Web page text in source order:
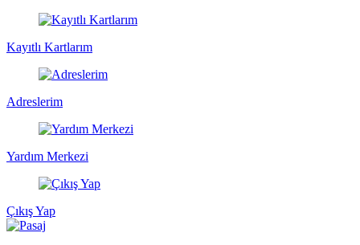
Kayıtlı Kartlarım
Adreslerim
Yardım Merkezi
Çıkış Yap